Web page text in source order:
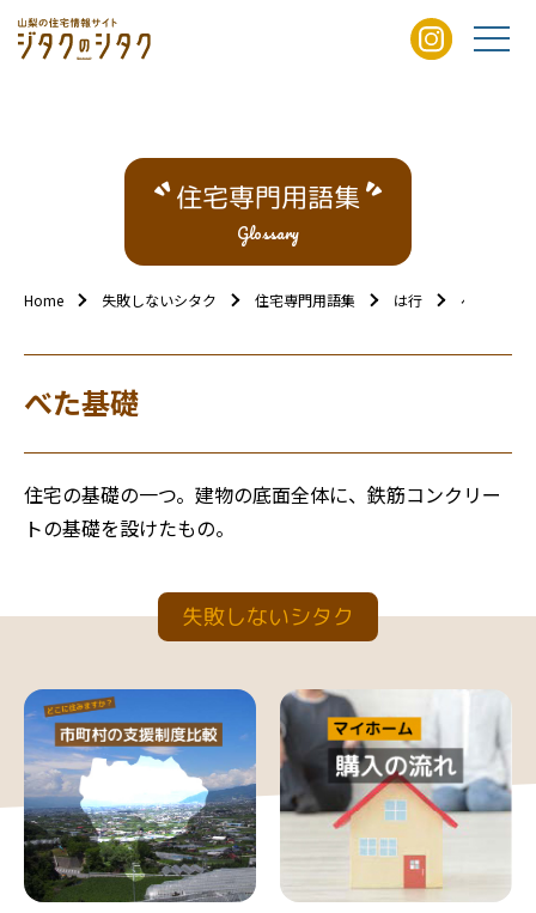
住宅専門用語集
Glossary
Home 失敗しないシタク 住宅専門用語集 は行 べた基礎
べた基礎
住宅の基礎の一つ。建物の底面全体に、鉄筋コンクリー
トの基礎を設けたもの。
失敗しないシタク